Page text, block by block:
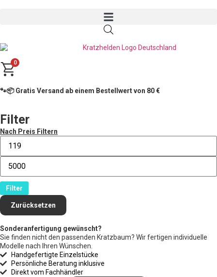
0
🐾📦 Gratis Versand ab einem Bestellwert von 80 €
Filter
Nach Preis Filtern
Filter
Zurücksetzen
Sonderanfertigung gewünscht?
Sie finden nicht den passenden Kratzbaum? Wir fertigen individuelle
Modelle nach Ihren Wünschen.
Handgefertigte Einzelstücke
Persönliche Beratung inklusive
Direkt vom Fachhändler